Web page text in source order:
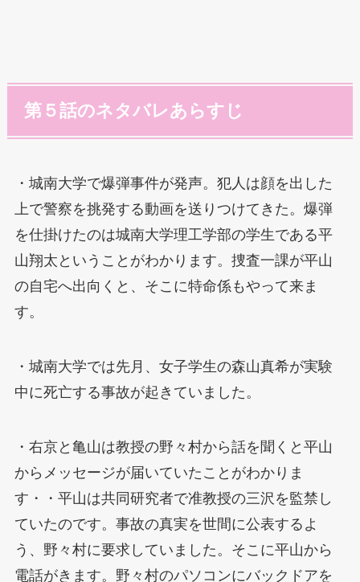
第５話のネタバレあらすじ
・城南大学で爆弾事件が発声。犯人は顔を出した
上で警察を挑発する動画を送りつけてきた。爆弾
を仕掛けたのは城南大学理工学部の学生である平
山翔太ということがわかります。捜査一課が平山
の自宅へ出向くと、そこに特命係もやって来ま
す。
・城南大学では先月、女子学生の森山真希が実験
中に死亡する事故が起きていました。
・右京と亀山は教授の野々村から話を聞くと平山
からメッセージが届いていたことがわかりま
す・・平山は共同研究者で准教授の三沢を監禁し
ていたのです。事故の真実を世間に公表するよ
う、野々村に要求していました。そこに平山から
電話がきます。野々村のパソコンにバックドアを